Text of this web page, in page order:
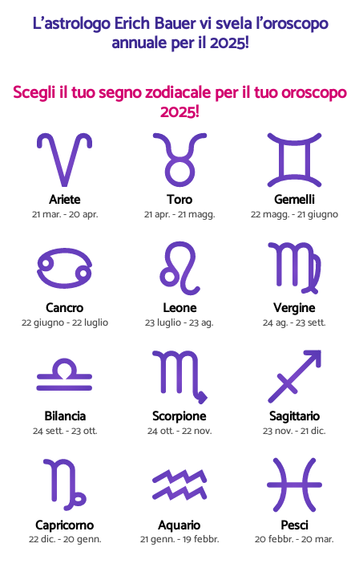
L'astrologo Erich Bauer vi svela l'oroscopo
annuale per il 2025!
Scegli il tuo segno zodiacale per il tuo oroscopo
2025!
Ariete
21 mar. - 20 apr.
Toro
21 apr. - 21 magg.
Gemelli
22 magg. - 21 giugno
Cancro
22 giugno - 22 luglio
Leone
23 luglio - 23 ag.
Vergine
24 ag. - 23 sett.
Bilancia
24 sett. - 23 ott.
Scorpione
24 ott. - 22 nov.
Sagittario
23 nov. - 21 dic.
Capricorno
22 dic. - 20 genn.
Aquario
21 genn. - 19 febbr.
Pesci
20 febbr. - 20 mar.